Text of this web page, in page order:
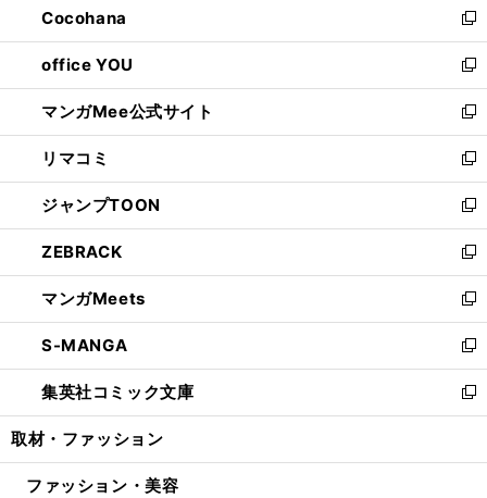
く
で
開
く
ド
ウ
で
開
く
い
ウ
ィ
ン
ド
ウ
で
開
く
Cocohana
新
し
い
ウ
ィ
ン
ド
ウ
で
開
く
office YOU
新
し
い
ウ
ィ
ン
ド
ウ
で
開
く
マンガMee公式サイト
新
し
い
ウ
ィ
ン
ド
ウ
で
開
く
リマコミ
新
し
い
ウ
ィ
ン
ド
ウ
で
開
く
ジャンプTOON
新
し
い
ウ
ィ
ン
ド
ウ
で
開
ZEBRACK
新
し
い
ウ
ィ
ン
ド
ウ
開
マンガMeets
新
し
い
ウ
ィ
ン
ウ
S-MANGA
新
し
い
ウ
ン
集英社コミック文庫
新
し
ウ
取材・ファッション
ファッション・美容